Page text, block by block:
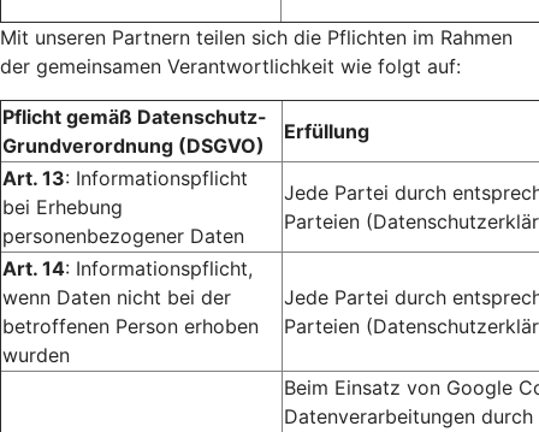
Mit unseren Partnern teilen sich die Pflichten im Rahmen
der gemeinsamen Verantwortlichkeit wie folgt auf:
Pflicht gemäß Datenschutz-
Grundverordnung (DSGVO)
Erfüllung
Art. 13: Informationspflicht
bei Erhebung
personenbezogener Daten
Jede Partei durch
Parteien
Art. 14: Informationspflicht,
wenn Daten nicht bei der
betroffenen Person erhoben
wurden
Jede Partei durch
Parteien
Beim Einsatz von Google
Datenverarbeitungen